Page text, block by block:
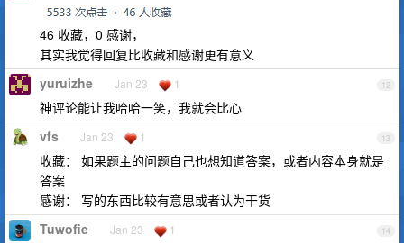
46 收藏，0 感谢，
其实我觉得回复比收藏和感谢更有意义
12
yuruizhe Jan 23 1
神评论能让我哈哈一笑，我就会比心
13
vfs Jan 23 1
收藏： 如果题主的问题自己也想知道答案，或者内容本身就是
答案
感谢： 写的东西比较有意思或者认为干货
14
Tuwofie Jan 23 1